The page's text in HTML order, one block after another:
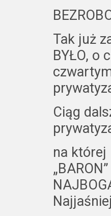
Tak już
BYŁO, o
Ciąg
na której